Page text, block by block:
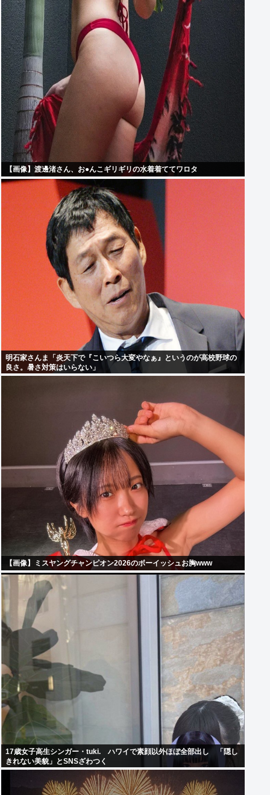
【画像】渡邊渚さん、お●んこギリギリの水着着ててワロタ
明石家さんま「炎天下で『こいつら大変やなぁ』というのが高校野球の
良さ。暑さ対策はいらない」
【画像】ミスヤングチャンピオン2026のボーイッシュお胸www
17歳女子高生シンガー・tuki. ハワイで素顔以外ほぼ全部出し 「隠し
きれない美貌」とSNSざわつく